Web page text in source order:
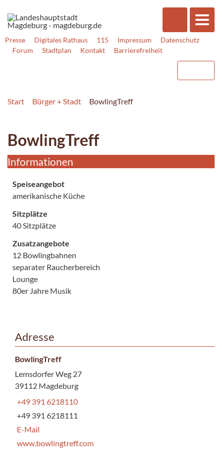
Presse Digitales Rathaus 115 Impressum
Datenschutz
Forum
Stadtplan Kontakt Barrierefreiheit
Start Bürger + Stadt BowlingTreff
BowlingTreff
Informationen
Speiseangebot
amerikanische Küche
Sitzplätze
40 Sitzplätze
Zusatzangebote
12 Bowlingbahnen
separater Raucherbereich
Lounge
80er Jahre Musik
Adresse
BowlingTreff
Lemsdorfer Weg 27
39112 Magdeburg
+49 391 6218110
+49 391 6218111
E-Mail
www.bowlingtreff.com